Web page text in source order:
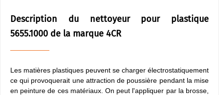
Description du nettoyeur pour plastique
5655.1000 de la marque 4CR
Les matières plastiques peuvent se charger électrostatiquement
ce qui provoquerait une attraction de poussière pendant la mise
en peinture de ces matériaux. On peut l'appliquer par la brosse,